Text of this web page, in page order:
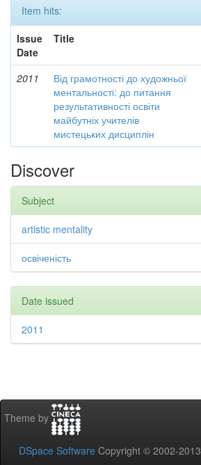
Item hits:
Issue
Date
Title
2011
Від грамотності до художньої
ментальності: до питання
результативності освіти
майбутніх учителів
мистецьких дисциплін
Discover
Subject
artistic mentality
освіченість
Date issued
2011
Theme by
DSpace Software Copyright © 2002-2013